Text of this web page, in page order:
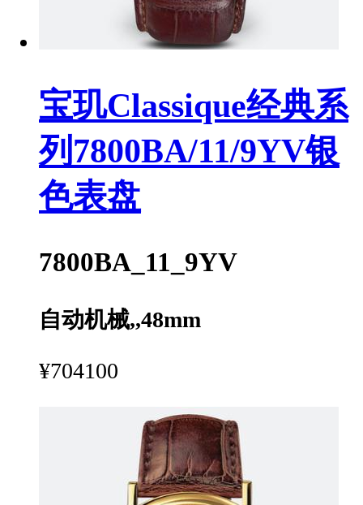
宝玑Classique经典系
列7800BA/11/9YV银
色表盘
7800BA_11_9YV
自动机械,,48mm
¥704100